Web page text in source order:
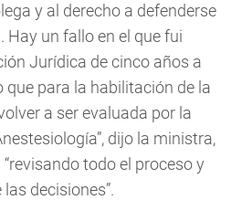
y al derecho a defenderse
Hay un fallo en el que fui
Jurídica de cinco años a
para la habilitación de la
a ser evaluada por la
dijo la ministra,
todo el proceso y
decisiones”.